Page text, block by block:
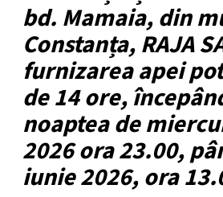
bd. Mamaia, din
Constanța, RAJA
furnizarea apei
de 14 ore,
noaptea de
2026 ora 23.00,
iunie 2026, ora